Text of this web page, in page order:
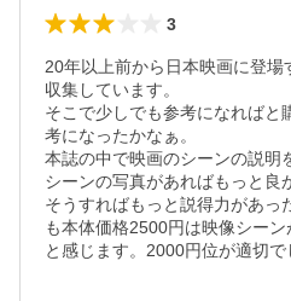
3
20年以上前から日本映画に登
収集しています。
そこで少しでも参考になればと
考になったかなぁ。
本誌の中で映画のシーンの説明
シーンの写真があればもっと良
そうすればもっと説得力があ
も本体価格2500円は映像シー
と感じます。2000円位が適切で